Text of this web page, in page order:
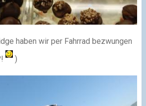
haben wir per Fahrrad bezwungen
)